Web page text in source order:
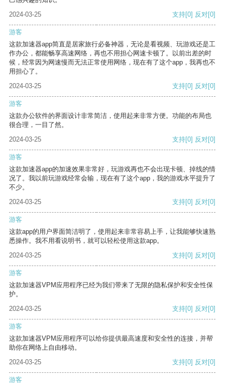
2024-03-25
支持[0] 反对[0]
游客
这款加速器app简直是居家旅行必备神器，无论是看视频、玩游戏还是工
作办公，都能畅享高速网络，再也不用担心网速卡顿了。以前出差的时
候，经常因为网速慢而无法正常使用网络，现在有了这个app，我再也不
用担心了。
2024-03-25
支持[0] 反对[0]
游客
这款办公软件的界面设计非常简洁，使用起来非常方便。功能的布局也
很合理，一目了然。
2024-03-25
支持[0] 反对[0]
游客
这款加速器app的加速效果非常好，玩游戏再也不会出现卡顿、掉线的情
况了。我以前玩游戏经常会输，现在有了这个app，我的游戏水平提升了
不少。
2024-03-25
支持[0] 反对[0]
游客
这款app的用户界面简洁明了，使用起来非常容易上手，让我能够快速熟
悉操作。我不用看说明书，就可以轻松使用这款app。
2024-03-25
支持[0] 反对[0]
游客
这款加速器VPM应用程序已经为我们带来了无限的隐私保护和安全性保
护。
2024-03-25
支持[0] 反对[0]
游客
这款加速器VPM应用程序可以给你提供最高速度和安全性的连接，并帮
助你在网络上自由移动。
2024-03-25
支持[0] 反对[0]
游客